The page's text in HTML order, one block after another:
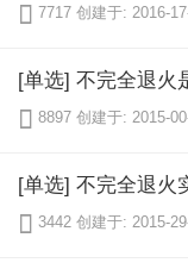
 7717 创建于: 2016-
 8897 创建于: 2015-
[单选] 不完全退火
 3442 创建于: 2015-